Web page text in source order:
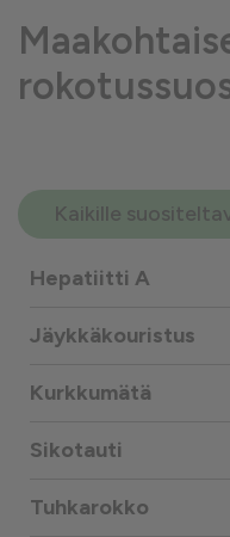
Kaikille
Hepatiitti A
Jäykkäkouristus
Kurkkumätä
Sikotauti
Tuhkarokko